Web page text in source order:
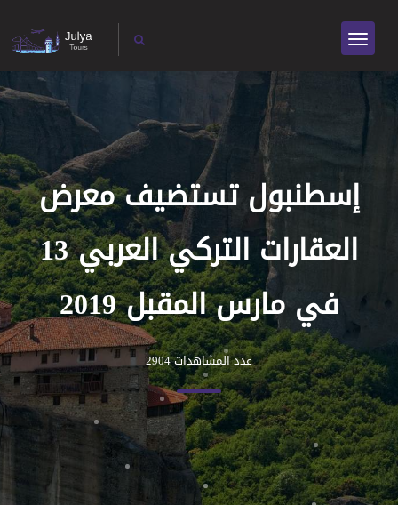
إسطنبول تستضيف معرض
العقارات التركي العربي 13
في مارس المقبل 2019
عدد المشاهدات 2904